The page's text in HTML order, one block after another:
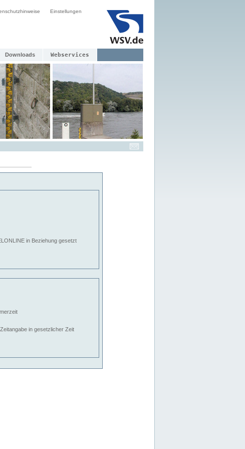
Einstellungen
Downloads Webservices
in Beziehung gesetzt
in gesetzlicher Zeit